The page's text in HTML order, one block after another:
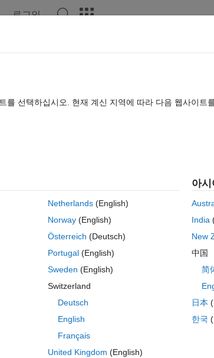
로그인
Designer?
0 개 추천
why you want to delete the grid layout ?
the window size of your app.
선택하십시오. 현재 계신 지역에 따라 다음 웹사이트
Netherlands(English)
Norway(English)
Österreich (Deutsch)
Portugal(English)
Sweden (English)
Switzerland
Deutsch
English
Français
United Kingdom (English)
아
India
New
中国
简
日本
한국